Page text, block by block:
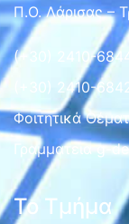
Π.Ο. Λάρισας –
(+30) 2410-
(+30) 2410-
Φοιτητικά
Γραμματεια g-
Το Τμήμα